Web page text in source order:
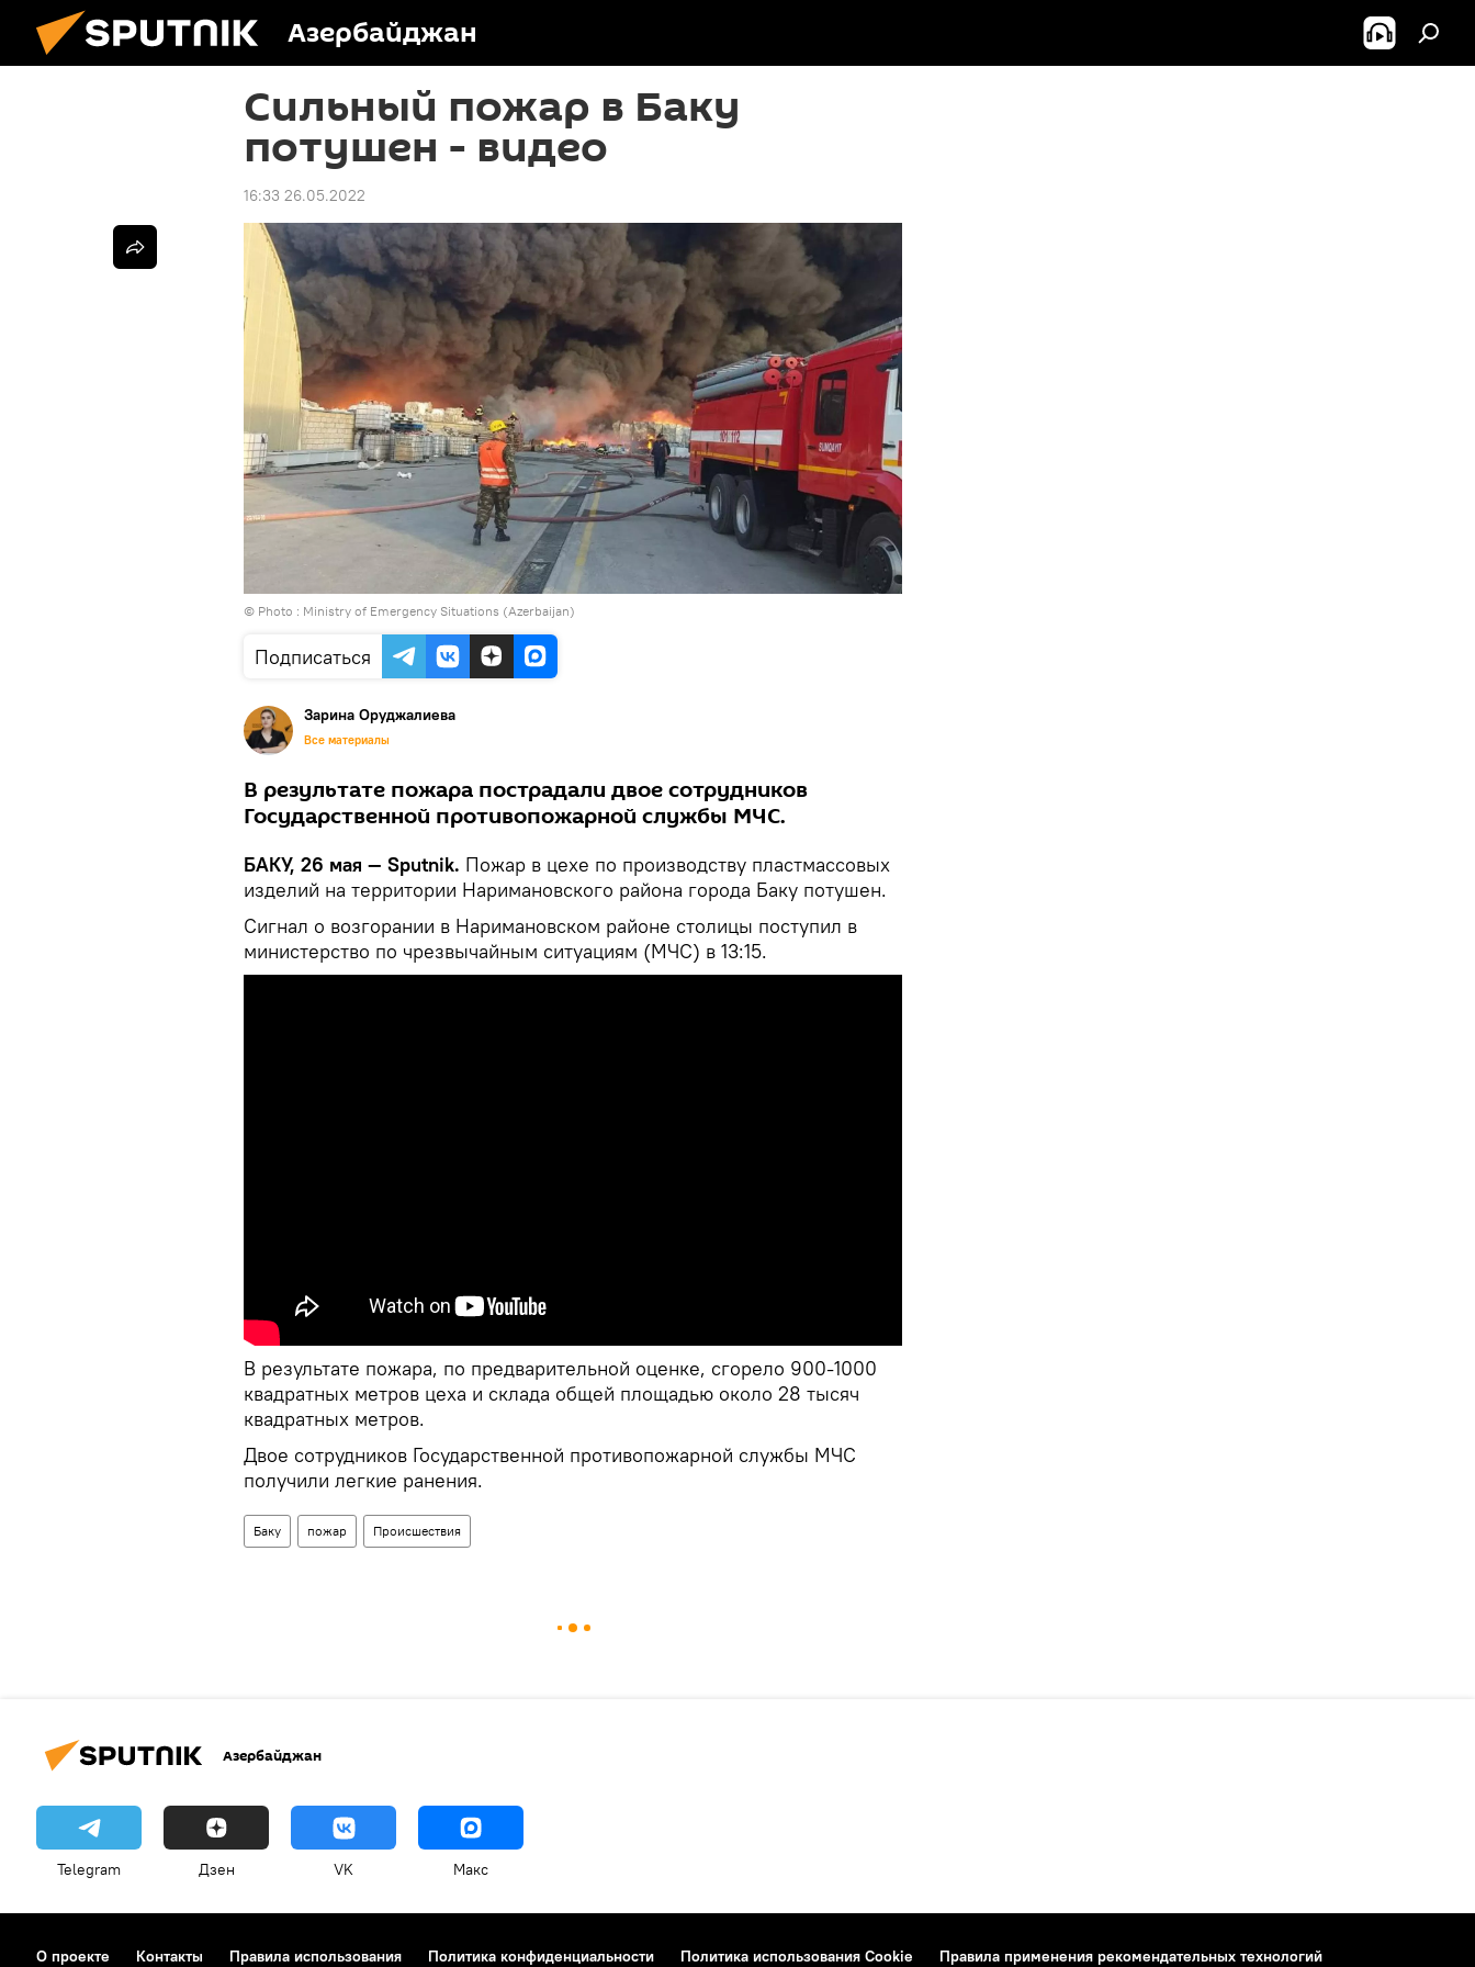
Азербайджан
Сильный пожар в Баку
потушен - видео
16:33 26.05.2022
© Photo : Ministry of Emergency Situations (Azerbaijan)
Подписаться
Зарина Оруджалиева
Все материалы
В результате пожара пострадали двое сотрудников
Государственной противопожарной службы МЧС.
БАКУ, 26 мая — Sputnik. Пожар в цехе по производству пластмассовых
изделий на территории Наримановского района города Баку потушен.
Сигнал о возгорании в Наримановском районе столицы поступил в
министерство по чрезвычайным ситуациям (МЧС) в 13:15.
В результате пожара, по предварительной оценке, сгорело 900-1000
квадратных метров цеха и склада общей площадью около 28 тысяч
квадратных метров.
Двое сотрудников Государственной противопожарной службы МЧС
получили легкие ранения.
Баку пожар Происшествия
Азербайджан
Telegram Дзен VK Макс
О проекте Контакты Правила использования Политика конфиденциальности Политика использования Cookie Правила применения рекомендательных технологий